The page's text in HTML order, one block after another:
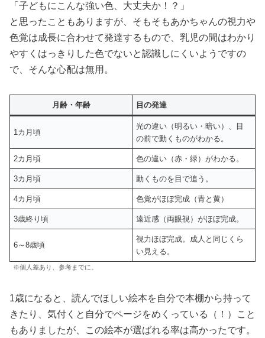
「子どもにこんな強い色、大丈夫か！？」
と思ったこともありますが、そもそもあかちゃんの視力や
色覚は成長に合わせて発達するもので、乳児の間はわかり
やすくはっきりした色でないと認識しにくいようですの
で、そんな心配は無用。
月齢・年齢 目の発達
1カ月頃
光の違い（明るい・暗い）、目
の前で動くものがわかる。
2カ月頃 色の違い（赤・緑）がわかる。
3カ月頃 動くものを目で追う。
4カ月頃 色覚がほぼ完成（青と黄）
3歳終り頃 遠近感（両眼視）がほぼ完成。
6～8歳頃
視力ほぼ完成。成人と同じくら
い見える。
※個人差あり、参考までに。
1歳になると、読んでほしい絵本を自分で本棚から持って
きたり、気付くと自分でページをめくっている（！）こと
もありましたが、この絵本が選ばれる率は高かったです。